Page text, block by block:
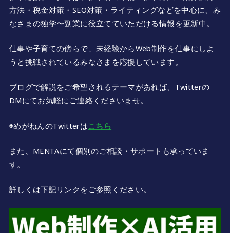
方法・税金対策・SEO対策・ライティングなどを中心に、み
なさまの独学〜副業に役立てていただける情報を更新中。
仕事や子育ての傍らで、未経験からWeb制作を仕事にしよ
うと挑戦されているみなさまを応援しています。
ブログで解説をご希望されるテーマがあれば、Twitterの
DMにてお気軽にご連絡くださいませ。
◉めがねんのTwitterはこちら
また、MENTAにて個別のご相談・サポートも承っていま
す。
詳しくは下記リンクをご参照ください。